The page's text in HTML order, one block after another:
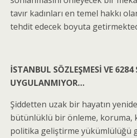
tavır kadınları en temel hakkı
tehdit edecek boyuta
İSTANBUL SÖZLEŞMESİ VE 6284
UYGULANMIYOR…
Şiddetten uzak bir hayatın
bütünlüklü bir önleme, koruma,
politika geliştirme yükümlülüğü